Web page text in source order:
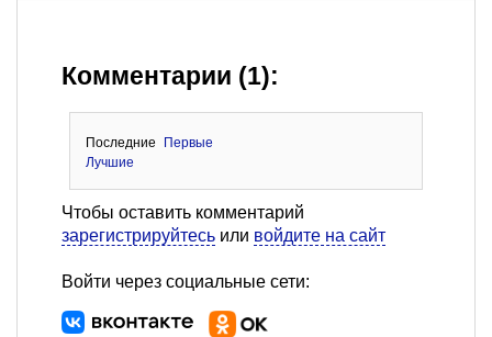
Комментарии (1):
Последние
Первые
Лучшие
Чтобы оставить комментарий
зарегистрируйтесь или войдите на сайт
Войти через социальные сети: